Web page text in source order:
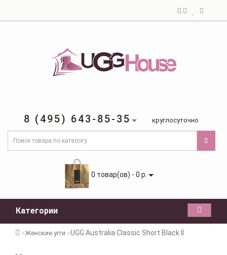
8 (495) 643-85-35 круглосуточно
0 товар(ов) - 0 р.
Категории
Женские угги UGG Australia Classic Short Black II